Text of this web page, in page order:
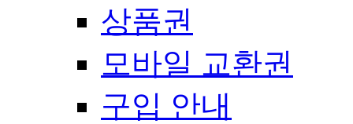
상품권
모바일 교환권
구입 안내